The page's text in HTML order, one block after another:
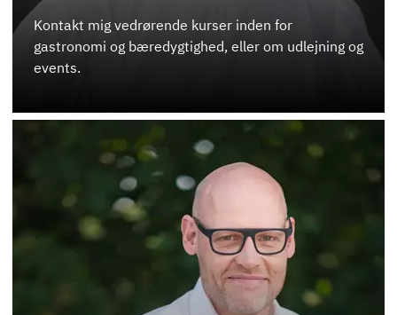
Kontakt mig vedrørende kurser inden for
gastronomi og bæredygtighed, eller om udlejning og
events.